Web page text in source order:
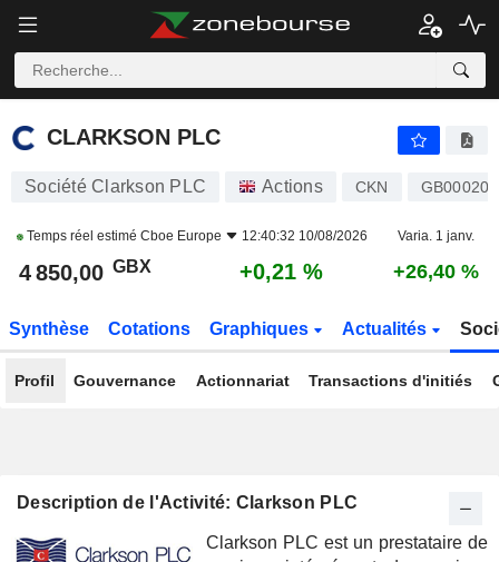
CLARKSON PLC
CLARKSON PLC
Société Clarkson PLC Actions CKN
Temps réel estimé Cboe Europe 12:40:32 10/08/2026 Varia. 1 janv.
4 850,00 GBX +0,21 % +26,40 %
Synthèse Cotations Graphiques Actualités
Profil Gouvernance Actionnariat Transactions d'initiés
Description de l'Activité: Clarkson PLC
Clarkson PLC est un prestataire de